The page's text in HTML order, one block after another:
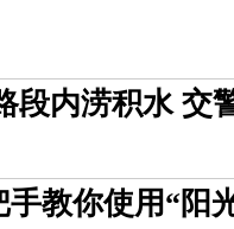
段内涝积水 交
教你使用“阳